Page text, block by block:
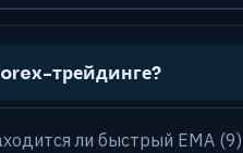
трейдинге?
ли быстрый EMA